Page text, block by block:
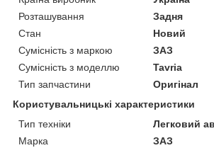
Розташування
Задня
Стан
Новий
Сумісність з маркою
ЗАЗ
Сумісність з моделлю
Tavria
Тип запчастини
Оригінал
Користувальницькі характеристики
Тип техніки
Легковий
Марка
ЗАЗ